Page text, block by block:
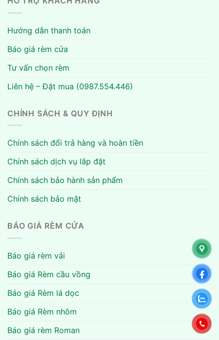
Hướng dẫn thanh toán
Báo giá rèm cửa
Tư vấn chọn rèm
Liên hệ – Đặt mua (0987.554.446)
CHÍNH SÁCH & QUY ĐỊNH
Chính sách đổi trả hàng và hoàn tiền
Chính sách dịch vụ lắp đặt
Chính sách bảo hành sản phẩm
Chính sách bảo mật
BÁO GIÁ RÈM CỬA
Báo giá rèm vải
Báo giá Rèm cầu vồng
Báo giá Rèm lá dọc
Báo giá Rèm nhôm
Báo giá rèm Roman